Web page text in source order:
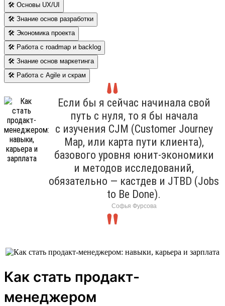
🛠 Основы UX/UI
🛠 Знание основ разработки
🛠 Экономика проекта
🛠 Работа с roadmap и backlog
🛠 Знание основ маркетинга
🛠 Работа с Agile и скрам
Если бы я сейчас начинала свой
путь с нуля, то я бы начала
с изучения CJM (Customer Journey
Map, или карта пути клиента),
базового уровня юнит-экономики
и методов исследований,
обязательно — кастдев и JTBD (Jobs
to Be Done).
Софья Фурсова
Как стать продакт-
менеджером